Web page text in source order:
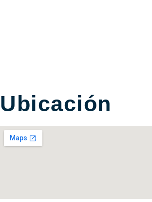
Ubicación